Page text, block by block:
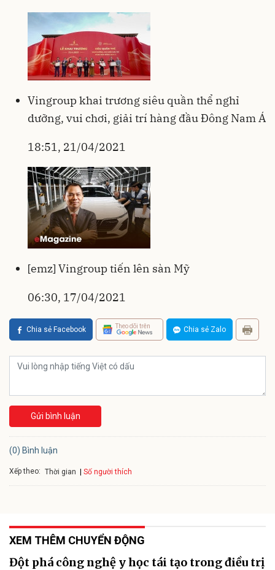
Vingroup khai trương siêu quần thể nghỉ
dưỡng, vui chơi, giải trí hàng đầu Đông Nam Á
18:51, 21/04/2021
[emz] Vingroup tiến lên sàn Mỹ
06:30, 17/04/2021
Chia sẻ Facebook Theo dõi trên Chia sẻ Zalo
Gửi bình luận
(0) Bình luận
Xếp theo: Thời gian Số người thích
XEM THÊM CHUYỂN ĐỘNG
Đột phá công nghệ y học tái tạo trong điều trị